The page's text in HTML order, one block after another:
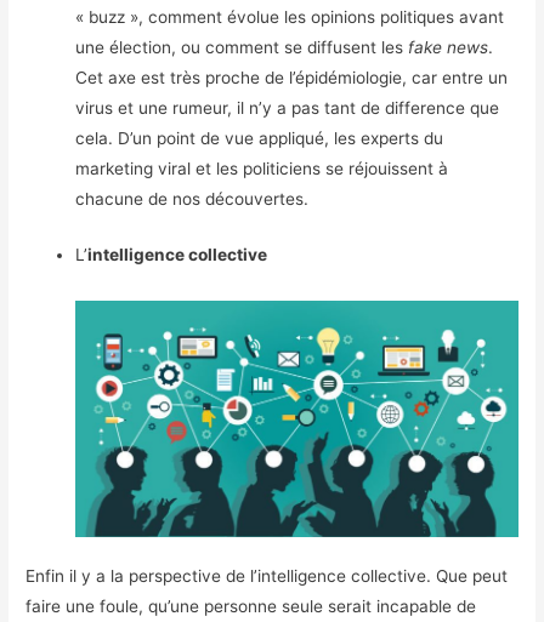
« buzz », comment évolue les opinions politiques avant
une élection, ou comment se diffusent les fake news.
Cet axe est très proche de l’épidémiologie, car entre un
virus et une rumeur, il n’y a pas tant de difference que
cela. D’un point de vue appliqué, les experts du
marketing viral et les politiciens se réjouissent à
chacune de nos découvertes.
L’intelligence collective
Enfin il y a la perspective de l’intelligence collective. Que peut
faire une foule, qu’une personne seule serait incapable de